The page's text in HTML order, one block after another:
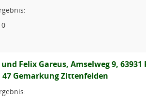
0
Felix Gareus, Amselweg 9,
Gemarkung Zittenfelden